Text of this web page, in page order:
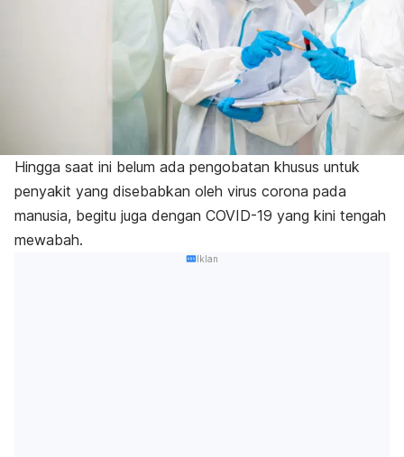
Hingga saat ini belum ada pengobatan khusus untuk
penyakit yang disebabkan oleh virus corona pada
manusia, begitu juga dengan COVID-19 yang kini tengah
mewabah.
Iklan